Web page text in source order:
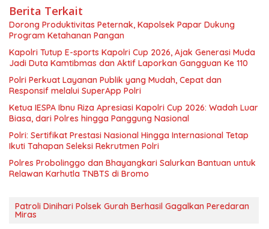
Berita Terkait
Dorong Produktivitas Peternak, Kapolsek Papar Dukung
Program Ketahanan Pangan
Kapolri Tutup E-sports Kapolri Cup 2026, Ajak Generasi Muda
Jadi Duta Kamtibmas dan Aktif Laporkan Gangguan Ke 110
Polri Perkuat Layanan Publik yang Mudah, Cepat dan
Responsif melalui SuperApp Polri
Ketua IESPA Ibnu Riza Apresiasi Kapolri Cup 2026: Wadah Luar
Biasa, dari Polres hingga Panggung Nasional
Polri: Sertifikat Prestasi Nasional Hingga Internasional Tetap
Ikuti Tahapan Seleksi Rekrutmen Polri
Polres Probolinggo dan Bhayangkari Salurkan Bantuan untuk
Relawan Karhutla TNBTS di Bromo
Patroli Dinihari Polsek Gurah Berhasil Gagalkan Peredaran
Miras